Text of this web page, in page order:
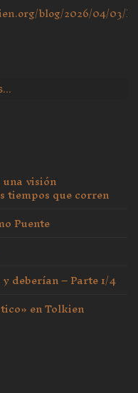
blog/2026/04/03/
visión
que corren
Puente
deberían – Parte 1/4
en Tolkien